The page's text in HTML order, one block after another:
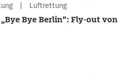
| Luftrettung
Bye Berlin“: Fly-out von